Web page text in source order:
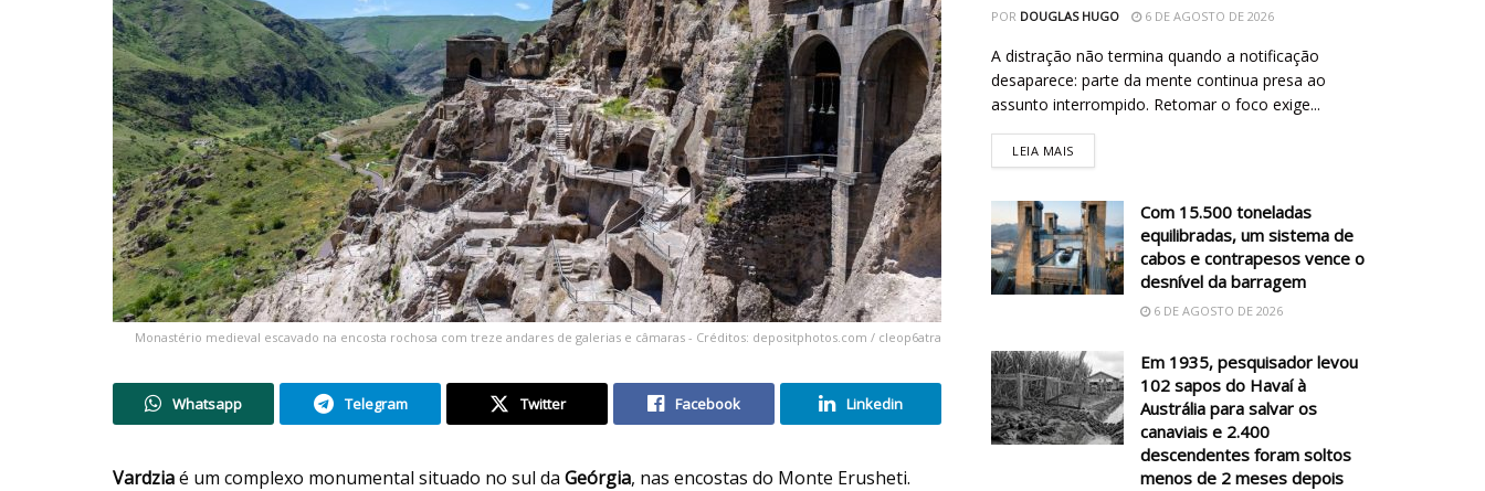
Monastério medieval escavado na encosta rochosa com treze andares de galerias e câmaras - Créditos: depositphotos.com / cleop6atra
Whatsapp Telegram Twitter Facebook Linkedin
Vardziaé um complexo monumental situado no sul da Geórgia, nas encostas do Monte Erusheti.
POR DOUGLAS HUGO 6 DE AGOSTO DE 2026
A distração não termina quando a notificação
desaparece: parte da mente continua presa ao
assunto interrompido. Retomar o foco exige...
LEIA MAIS
Com 15.500 toneladas
equilibradas, um sistema de
cabos e contrapesos vence o
desnível da barragem
6 DE AGOSTO DE 2026
Em 1935, pesquisador levou
102 sapos do Havaí à
Austrália para salvar os
canaviais e 2.400
descendentes foram soltos
menos de 2 meses depois